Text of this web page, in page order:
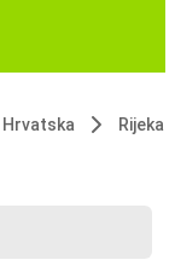
Hrvatska Rijeka